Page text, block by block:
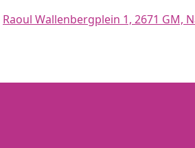
Raoul Wallenbergplein 1, 2671 GM,